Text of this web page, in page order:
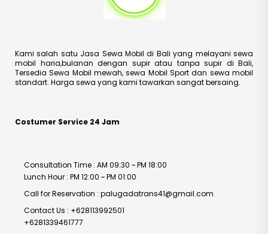
Kami salah satu Jasa Sewa Mobil di Bali yang melayani sewa
mobil haria,bulanan dengan supir atau tanpa supir di Bali,
Tersedia Sewa Mobil mewah, sewa Mobil Sport dan sewa mobil
standart. Harga sewa yang kami tawarkan sangat bersaing.
Costumer Service 24 Jam
Consultation Time : AM 09:30 ~ PM 18:00
Lunch Hour : PM 12:00 ~ PM 01:00
Call for Reservation : palugadatrans41@gmail.com
Contact Us : +628113992501
+6281339461777